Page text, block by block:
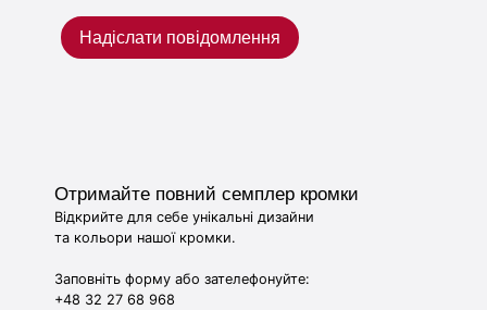
Надіслати повідомлення
Отримайте повний семплер кромки
Відкрийте для себе унікальні дизайни
та кольори нашої кромки.
Заповніть форму або зателефонуйте:
+48 32 27 68 968